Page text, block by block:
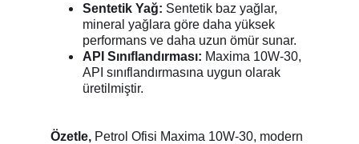
Sentetik Yağ: Sentetik baz yağlar,
mineral yağlara göre daha yüksek
performans ve daha uzun ömür sunar.
API Sınıflandırması: Maxima 10W-30,
API sınıflandırmasına uygun olarak
üretilmiştir.
Özetle, Petrol Ofisi Maxima 10W-30, modern